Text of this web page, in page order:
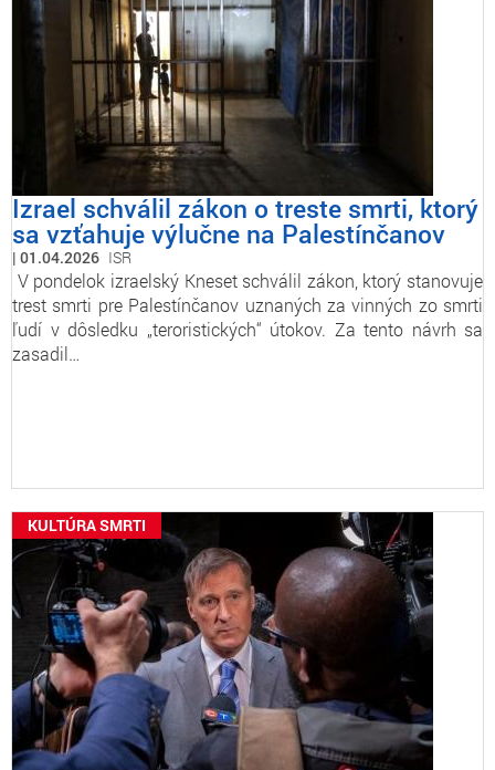
Izrael schválil zákon o treste smrti, ktorý
sa vzťahuje výlučne na Palestínčanov
01.04.2026 ISR
V pondelok izraelský Kneset schválil zákon, ktorý stanovuje
trest smrti pre Palestínčanov uznaných za vinných zo smrti
ľudí v dôsledku „teroristických“ útokov. Za tento návrh sa
zasadil…
KULTÚRA SMRTI